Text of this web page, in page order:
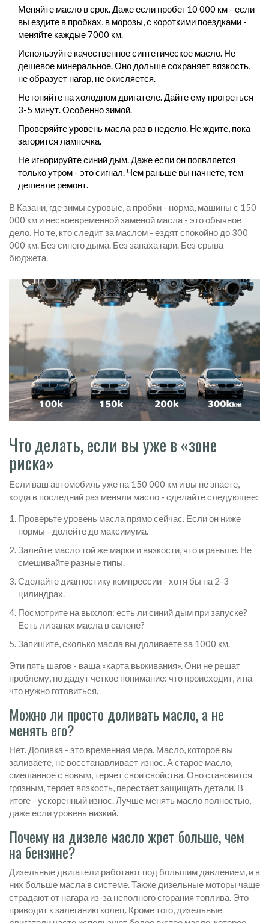
Меняйте масло в срок. Даже если пробег 10 000 км - если
вы ездите в пробках, в морозы, с короткими поездками -
меняйте каждые 7000 км.
Используйте качественное синтетическое масло. Не
дешевое минеральное. Оно дольше сохраняет вязкость,
не образует нагар, не окисляется.
Не гоняйте на холодном двигателе. Дайте ему прогреться
3-5 минут. Особенно зимой.
Проверяйте уровень масла раз в неделю. Не ждите, пока
загорится лампочка.
Не игнорируйте синий дым. Даже если он появляется
только утром - это сигнал. Чем раньше вы начнете, тем
дешевле ремонт.
В Казани, где зимы суровые, а пробки - норма, машины с 150
000 км и несвоевременной заменой масла - это обычное
дело. Но те, кто следит за маслом - ездят спокойно до 300
000 км. Без синего дыма. Без запаха гари. Без срыва
бюджета.
Что делать, если вы уже в «зоне
риска»
Если ваш автомобиль уже на 150 000 км и вы не знаете,
когда в последний раз меняли масло - сделайте следующее:
Проверьте уровень масла прямо сейчас. Если он ниже
нормы - долейте до максимума.
Залейте масло той же марки и вязкости, что и раньше. Не
смешивайте разные типы.
Сделайте диагностику компрессии - хотя бы на 2-3
цилиндрах.
Посмотрите на выхлоп: есть ли синий дым при запуске?
Есть ли запах масла в салоне?
Запишите, сколько масла вы доливаете за 1000 км.
Эти пять шагов - ваша «карта выживания». Они не решат
проблему, но дадут четкое понимание: что происходит, и на
что нужно готовиться.
Можно ли просто доливать масло, а не
менять его?
Нет. Доливка - это временная мера. Масло, которое вы
заливаете, не восстанавливает износ. А старое масло,
смешанное с новым, теряет свои свойства. Оно становится
грязным, теряет вязкость, перестает защищать детали. В
итоге - ускоренный износ. Лучше менять масло полностью,
даже если уровень низкий.
Почему на дизеле масло жрет больше, чем
на бензине?
Дизельные двигатели работают под большим давлением, и в
них больше масла в системе. Также дизельные моторы чаще
страдают от нагара из-за неполного сгорания топлива. Это
приводит к залеганию колец. Кроме того, дизельные